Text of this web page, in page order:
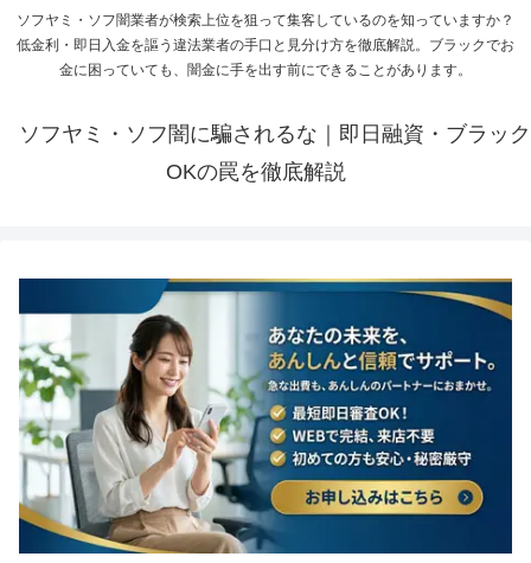
ソフヤミ・ソフ闇業者が検索上位を狙って集客しているのを知っていますか？
低金利・即日入金を謳う違法業者の手口と見分け方を徹底解説。ブラックでお
金に困っていても、闇金に手を出す前にできることがあります。
ソフヤミ・ソフ闇に騙されるな｜即日融資・ブラック
OKの罠を徹底解説